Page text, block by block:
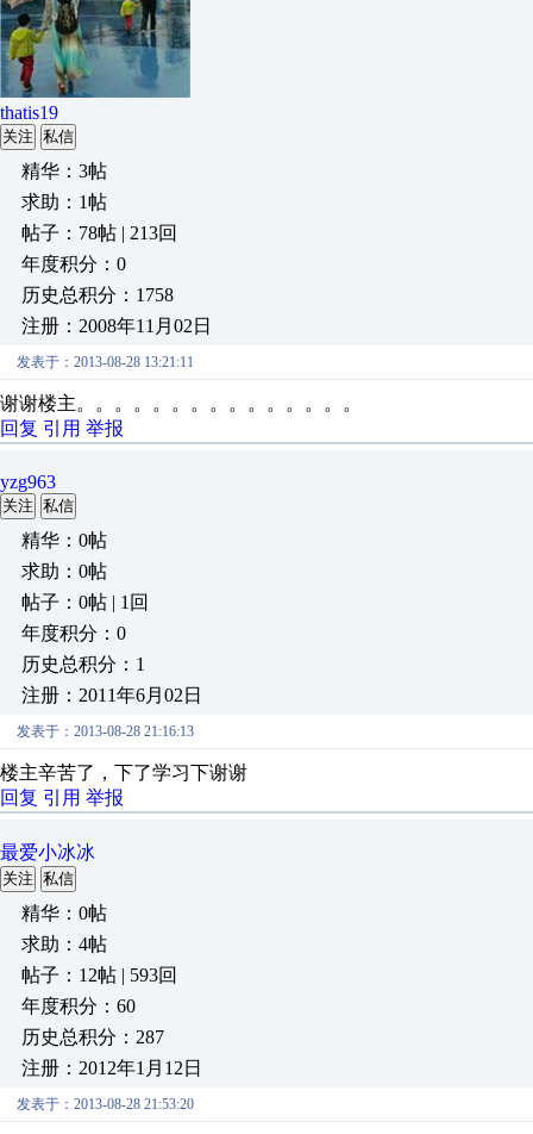
thatis19
关注 私信
精华：3帖
求助：1帖
帖子：78帖 | 213回
年度积分：0
历史总积分：1758
注册：2008年11月02日
发表于：2013-08-28 13:21:11
谢谢楼主。。。。。。。。。。。。。。。
回复 引用 举报
yzg963
关注 私信
精华：0帖
求助：0帖
帖子：0帖 | 1回
年度积分：0
历史总积分：1
注册：2011年6月02日
发表于：2013-08-28 21:16:13
楼主辛苦了，下了学习下谢谢
回复 引用 举报
最爱小冰冰
关注 私信
精华：0帖
求助：4帖
帖子：12帖 | 593回
年度积分：60
历史总积分：287
注册：2012年1月12日
发表于：2013-08-28 21:53:20